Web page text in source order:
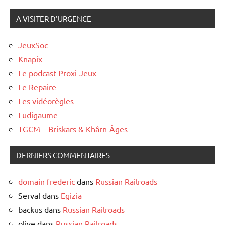
A VISITER D'URGENCE
JeuxSoc
Knapix
Le podcast Proxi-Jeux
Le Repaire
Les vidéorègles
Ludigaume
TGCM – Briskars & Khârn-Âges
DERNIERS COMMENTAIRES
domain frederic dans Russian Railroads
Serval dans Egizia
backus dans Russian Railroads